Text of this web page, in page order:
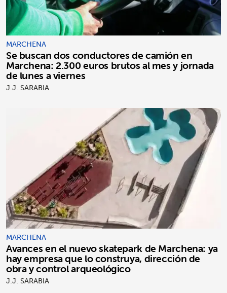
MARCHENA
Se buscan dos conductores de camión en
Marchena: 2.300 euros brutos al mes y jornada
de lunes a viernes
J.J. SARABIA
MARCHENA
Avances en el nuevo skatepark de Marchena: ya
hay empresa que lo construya, dirección de
obra y control arqueológico
J.J. SARABIA